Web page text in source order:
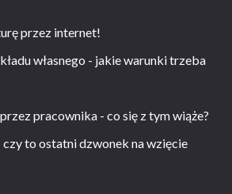
przez internet!
własnego - jakie warunki trzeba
pracownika - co się z tym wiąże?
czy to ostatni dzwonek na wzięcie